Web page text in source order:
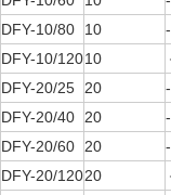
DFY-10/80
10
DFY-10/12010
DFY-20/25
20
DFY-20/40
20
DFY-20/60
20
DFY-20/12020